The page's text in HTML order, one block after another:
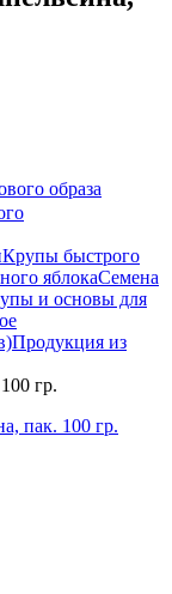
образа
Крупы быстрого
яблокаСемена
и основы для
Продукция из
гр.